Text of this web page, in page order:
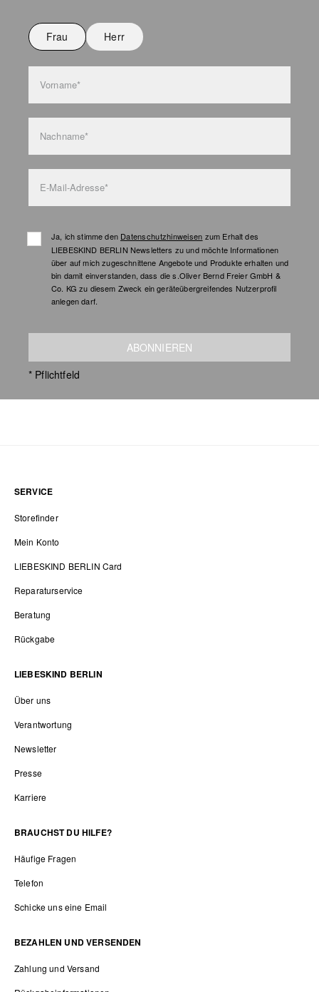
Frau Herr
Vorname*
Nachname*
E-Mail-Adresse*
Ja, ich stimme den Datenschutzhinweisen zum Erhalt des
LIEBESKIND BERLIN Newsletters zu und möchte Informationen
über auf mich zugeschnittene Angebote und Produkte erhalten und
bin damit einverstanden, dass die s.Oliver Bernd Freier GmbH &
Co. KG zu diesem Zweck ein geräteübergreifendes Nutzerprofil
anlegen darf.
ABONNIEREN
* Pflichtfeld
SERVICE
Storefinder
Mein Konto
LIEBESKIND BERLIN Card
Reparaturservice
Beratung
Rückgabe
LIEBESKIND BERLIN
Über uns
Verantwortung
Newsletter
Presse
Karriere
BRAUCHST DU HILFE?
Häufige Fragen
Telefon
Schicke uns eine Email
BEZAHLEN UND VERSENDEN
Zahlung und Versand